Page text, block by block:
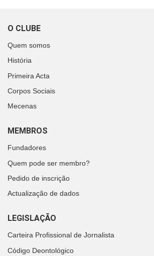
O CLUBE
Quem somos
História
Primeira Acta
Corpos Sociais
Mecenas
MEMBROS
Fundadores
Quem pode ser membro?
Pedido de inscrição
Actualização de dados
LEGISLAÇÃO
Carteira Profissional de Jornalista
Código Deontológico